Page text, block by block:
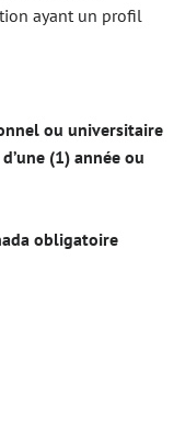
ayant un profil
ou universitaire
(1) année ou
obligatoire